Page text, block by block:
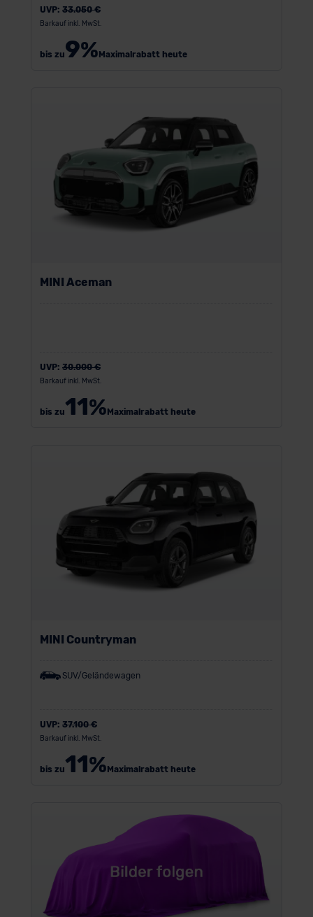
UVP: 33.050 €
Barkauf inkl. MwSt.
bis zu9% Maximalrabatt heute
MINI Aceman
UVP: 30.000 €
Barkauf inkl. MwSt.
bis zu11% Maximalrabatt heute
MINI Countryman
SUV/Geländewagen
UVP: 37.100 €
Barkauf inkl. MwSt.
bis zu11%Maximalrabatt heute